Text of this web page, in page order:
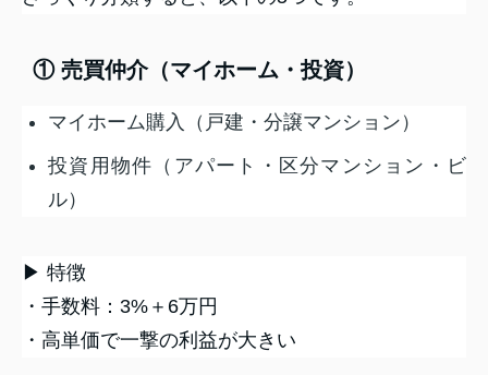
① 売買仲介（マイホーム・投資）
マイホーム購入（戸建・分譲マンション）
投資用物件（アパート・区分マンション・ビ
ル）
▶ 特徴
・手数料：3%＋6万円
・高単価で一撃の利益が大きい